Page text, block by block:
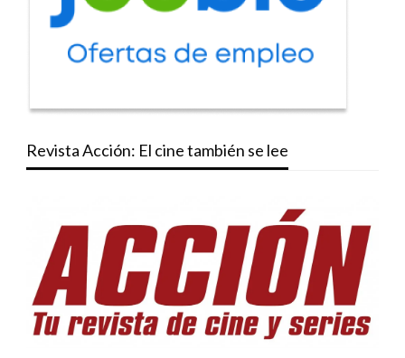
Revista Acción: El cine también se lee